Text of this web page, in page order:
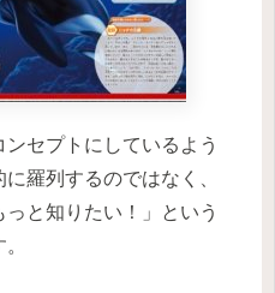
ンセプトにしているよう
羅列するのではなく、
と知りたい！」という